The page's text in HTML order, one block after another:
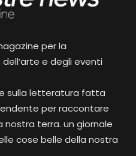
per la
e degli eventi
sulla letteratura fatta
per raccontare
nostra terra. un giornale
cose belle della nostra